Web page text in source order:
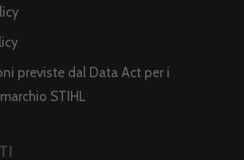
previste dal Data Act per i
STIHL